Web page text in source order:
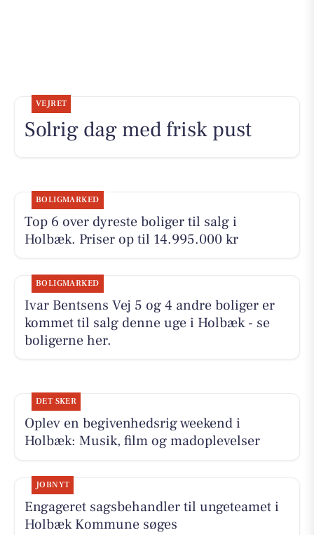
VEJRET
Solrig dag med frisk pust
BOLIGMARKED
Top 6 over dyreste boliger til salg i
Holbæk. Priser op til 14.995.000 kr
BOLIGMARKED
Ivar Bentsens Vej 5 og 4 andre boliger er
kommet til salg denne uge i Holbæk - se
boligerne her.
DET SKER
Oplev en begivenhedsrig weekend i
Holbæk: Musik, film og madoplevelser
JOBNYT
Engageret sagsbehandler til ungeteamet i
Holbæk Kommune søges